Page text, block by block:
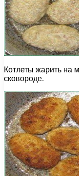
Котлеты жарить на
сковороде.